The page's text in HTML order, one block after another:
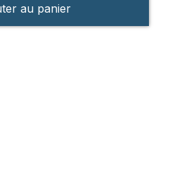
au panier